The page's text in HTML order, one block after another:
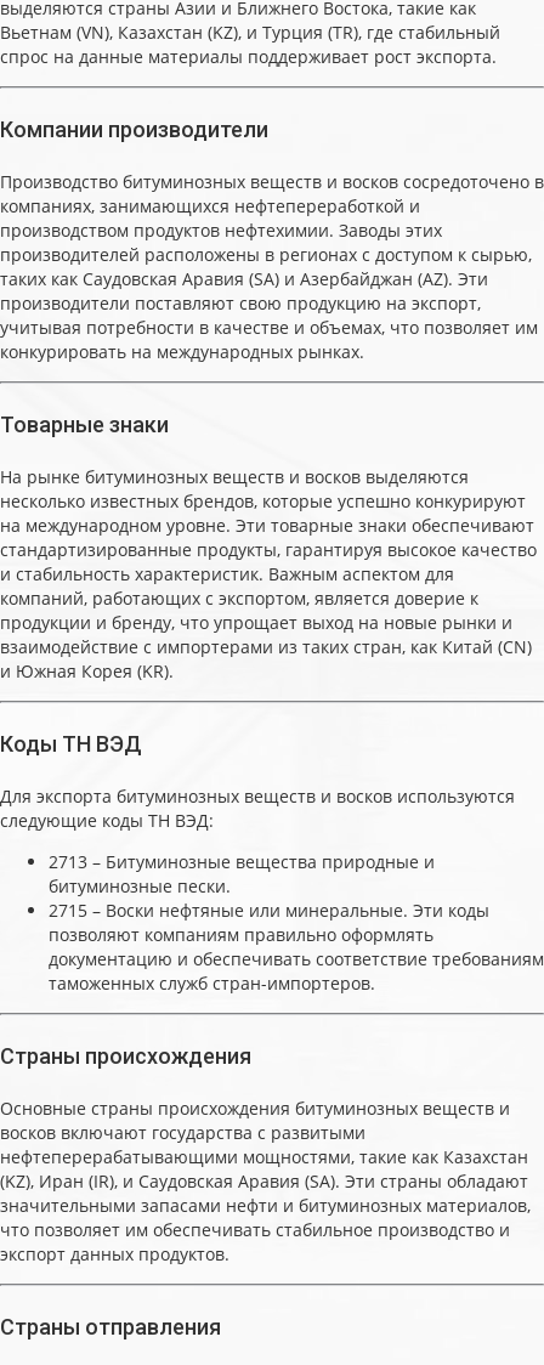
выделяются страны Азии и Ближнего Востока, такие как
Вьетнам (VN), Казахстан (KZ), и Турция (TR), где стабильный
спрос на данные материалы поддерживает рост экспорта.
Компании производители
Производство битуминозных веществ и восков сосредоточено в
компаниях, занимающихся нефтепереработкой и
производством продуктов нефтехимии. Заводы этих
производителей расположены в регионах с доступом к сырью,
таких как Саудовская Аравия (SA) и Азербайджан (AZ). Эти
производители поставляют свою продукцию на экспорт,
учитывая потребности в качестве и объемах, что позволяет им
конкурировать на международных рынках.
Товарные знаки
На рынке битуминозных веществ и восков выделяются
несколько известных брендов, которые успешно конкурируют
на международном уровне. Эти товарные знаки обеспечивают
стандартизированные продукты, гарантируя высокое качество
и стабильность характеристик. Важным аспектом для
компаний, работающих с экспортом, является доверие к
продукции и бренду, что упрощает выход на новые рынки и
взаимодействие с импортерами из таких стран, как Китай (CN)
и Южная Корея (KR).
Коды ТН ВЭД
Для экспорта битуминозных веществ и восков используются
следующие коды ТН ВЭД:
2713 – Битуминозные вещества природные и
битуминозные пески.
2715 – Воски нефтяные или минеральные. Эти коды
позволяют компаниям правильно оформлять
документацию и обеспечивать соответствие требованиям
таможенных служб стран-импортеров.
Страны происхождения
Основные страны происхождения битуминозных веществ и
восков включают государства с развитыми
нефтеперерабатывающими мощностями, такие как Казахстан
(KZ), Иран (IR), и Саудовская Аравия (SA). Эти страны обладают
значительными запасами нефти и битуминозных материалов,
что позволяет им обеспечивать стабильное производство и
экспорт данных продуктов.
Страны отправления